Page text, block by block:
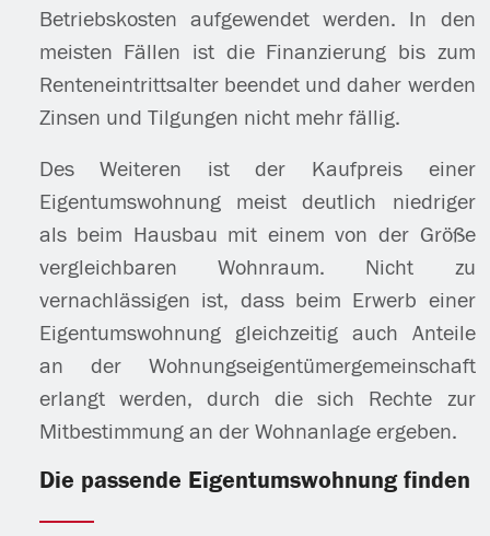
Betriebskosten aufgewendet werden. In den
meisten Fällen ist die Finanzierung bis zum
Renteneintrittsalter beendet und daher werden
Zinsen und Tilgungen nicht mehr fällig.
Des Weiteren ist der Kaufpreis einer
Eigentumswohnung meist deutlich niedriger
als beim Hausbau mit einem von der Größe
vergleichbaren Wohnraum. Nicht zu
vernachlässigen ist, dass beim Erwerb einer
Eigentumswohnung gleichzeitig auch Anteile
an der Wohnungseigentümergemeinschaft
erlangt werden, durch die sich Rechte zur
Mitbestimmung an der Wohnanlage ergeben.
Die passende Eigentumswohnung finden